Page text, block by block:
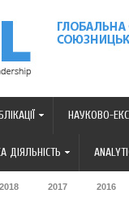
НАУКОВО-
ДІЯЛЬНІСТЬ
2018 2017 2016